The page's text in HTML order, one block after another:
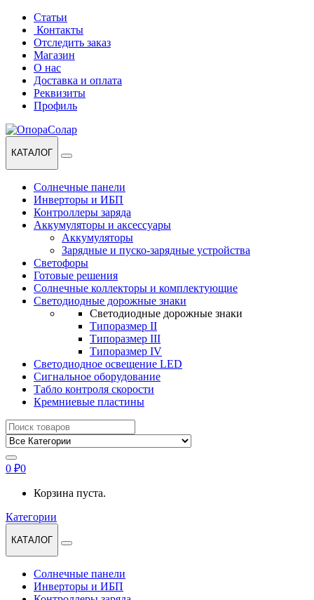
Перейти
навигации
Перейти
содержанию
Статьи
Контакты
Отследить заказ
Магазин
О нас
Доставка и оплата
Реквизиты
Профиль
КАТАЛОГ
Солнечные панели
Инверторы и ИБП
Контроллеры заряда
Аккумуляторы и аксессуары
Аккумуляторы
Зарядные и пуско-зарядные устройства
Светофоры
Готовые решения
Солнечные коллекторы и комплектующие
Светодиодные дорожные знаки
Светодиодные дорожные знаки
Типоразмер II
Типоразмер III
Типоразмер IV
Светодиодное освещение LED
Сигнальное оборудование
Табло контроля скорости
Кремниевые пластины
Найти:
0 ₽0
Корзина пуста.
Категории
КАТАЛОГ
Солнечные панели
Инверторы и ИБП